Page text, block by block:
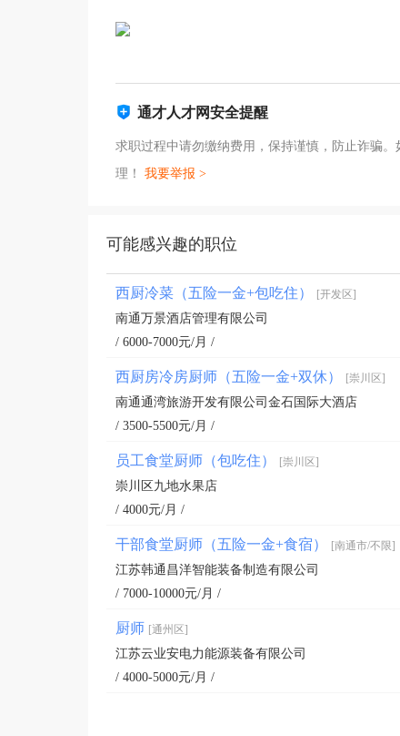
通才人才网安全提醒
求职过程中请勿缴纳费用，保持谨慎，防止诈骗
理！ 我要举报 >
可能感兴趣的职位
西厨冷菜（五险一金+包吃住） [开发区]
南通万景酒店管理有限公司
/ 6000-7000元/月 /
西厨房冷房厨师（五险一金+双休） [崇川区]
南通通湾旅游开发有限公司金石国际大酒店
/ 3500-5500元/月 /
员工食堂厨师（包吃住） [崇川区]
崇川区九地水果店
/ 4000元/月 /
干部食堂厨师（五险一金+食宿） [南通市/不限]
江苏韩通昌洋智能装备制造有限公司
/ 7000-10000元/月 /
厨师 [通州区]
江苏云业安电力能源装备有限公司
/ 4000-5000元/月 /